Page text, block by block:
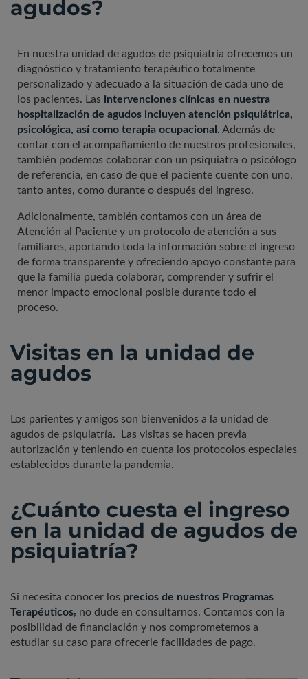
agudos?
En nuestra unidad de agudos de psiquiatría ofrecemos un
diagnóstico y tratamiento terapéutico totalmente
personalizado y adecuado a la situación de cada uno de
los pacientes. Las intervenciones clínicas en nuestra
hospitalización de agudos incluyen atención psiquiátrica,
psicológica, así como terapia ocupacional. Además de
contar con el acompañamiento de nuestros profesionales,
también podemos colaborar con un psiquiatra o psicólogo
de referencia, en caso de que el paciente cuente con uno,
tanto antes, como durante o después del ingreso.
Adicionalmente, también contamos con un área de
Atención al Paciente y un protocolo de atención a sus
familiares, aportando toda la información sobre el ingreso
de forma transparente y ofreciendo apoyo constante para
que la familia pueda colaborar, comprender y sufrir el
menor impacto emocional posible durante todo el
proceso.
Visitas en la unidad de
agudos
Los parientes y amigos son bienvenidos a la unidad de
agudos de psiquiatría. Las visitas se hacen previa
autorización y teniendo en cuenta los protocolos especiales
establecidos durante la pandemia.
¿Cuánto cuesta el ingreso
en la unidad de agudos de
psiquiatría?
Si necesita conocer los precios de nuestros Programas
Terapéuticos, no dude en consultarnos. Contamos con la
posibilidad de financiación y nos comprometemos a
estudiar su caso para ofrecerle facilidades de pago.